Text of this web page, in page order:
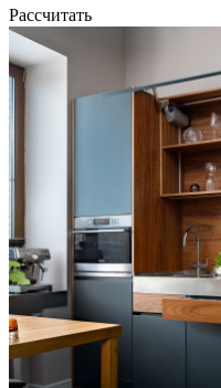
Рассчитать